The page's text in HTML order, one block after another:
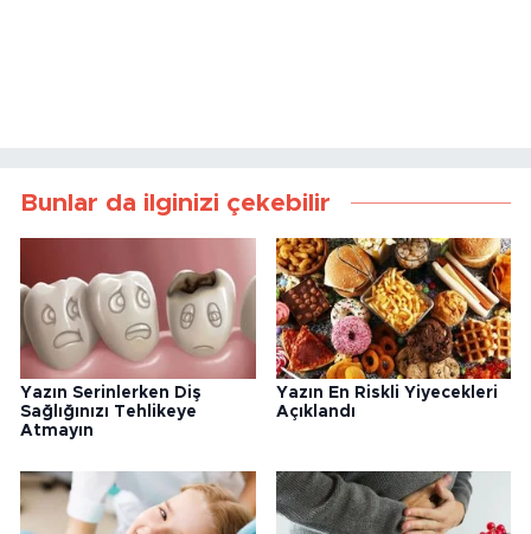
Bunlar da ilginizi çekebilir
Yazın Serinlerken Diş
Sağlığınızı Tehlikeye
Atmayın
Yazın En Riskli Yiyecekleri
Açıklandı